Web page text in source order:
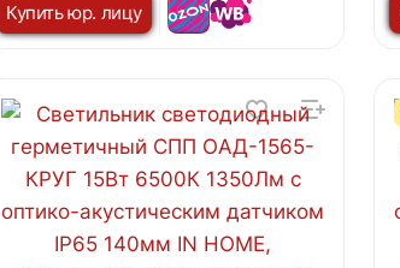
Купить юр. лицу